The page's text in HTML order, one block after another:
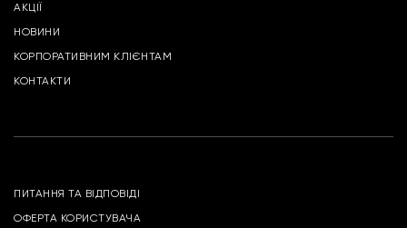
АКЦІЇ
НОВИНИ
КОРПОРАТИВНИМ КЛІЄНТАМ
КОНТАКТИ
ПИТАННЯ ТА ВІДПОВІДІ
ОФЕРТА КОРИСТУВАЧА